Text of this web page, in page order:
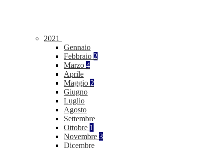
2021
Gennaio
Febbraio 2
Marzo 4
Aprile
Maggio 2
Giugno
Luglio
Agosto
Settembre
Ottobre 1
Novembre 3
Dicembre